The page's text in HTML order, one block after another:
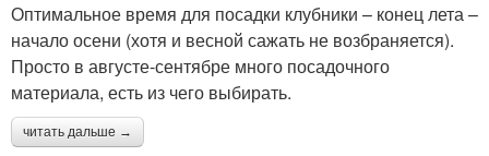
Оптимальное время для посадки клубники – конец лета –
начало осени (хотя и весной сажать не возбраняется).
Просто в августе-сентябре много посадочного
материала, есть из чего выбирать.
читать дальше →